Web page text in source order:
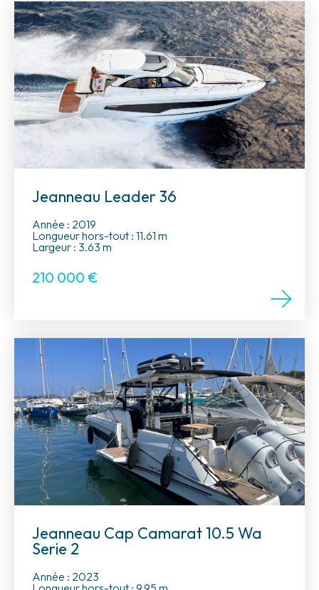
Jeanneau Leader 36
Année : 2019
Longueur hors-tout : 11.61 m
Largeur : 3.63 m
210 000 €
Jeanneau Cap Camarat 10.5 Wa
Serie 2
Année : 2023